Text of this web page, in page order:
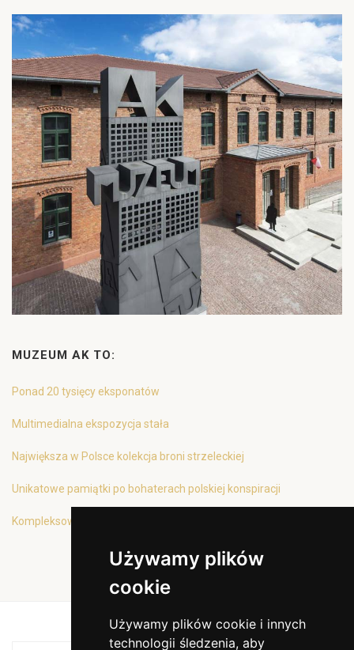
Używamy plików
cookie
Używamy plików cookie i innych
technologii śledzenia, aby
MUZEUM AK TO:
Ponad 20 tysięcy eksponatów
Multimedialna ekspozycja stała
Największa w Polsce kolekcja broni strzeleckiej
Unikatowe pamiątki po bohaterach polskiej konspiracji
Kompleksowa oferta edukacyjna